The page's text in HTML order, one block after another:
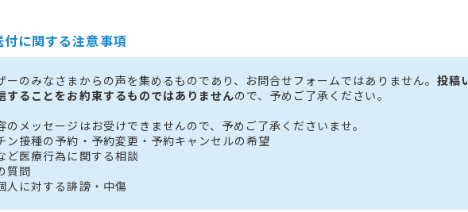
に関する注意事項
ーのみなさまからの声を集めるものであり、お問合せフォームではありません。 投稿
することをお約束するものではありませんので、予めご了承ください。
のメッセージはお受けできませんので、予めご了承くださいませ。
ン接種の予約・予約変更・予約キャンセルの希望
ど医療行為に関する相談
質問
人に対する誹謗・中傷